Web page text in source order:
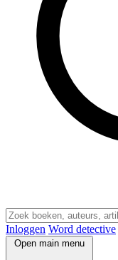
Inloggen Word detective
Open main menu